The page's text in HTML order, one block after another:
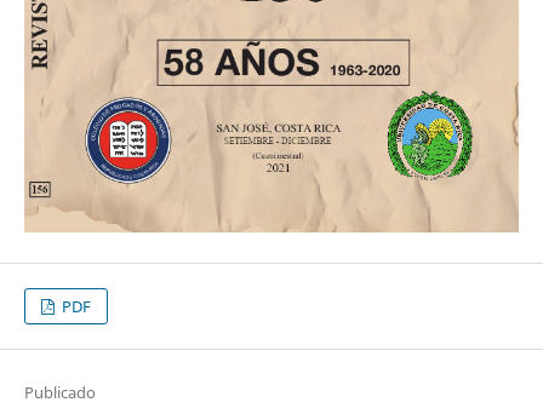
PDF
Publicado